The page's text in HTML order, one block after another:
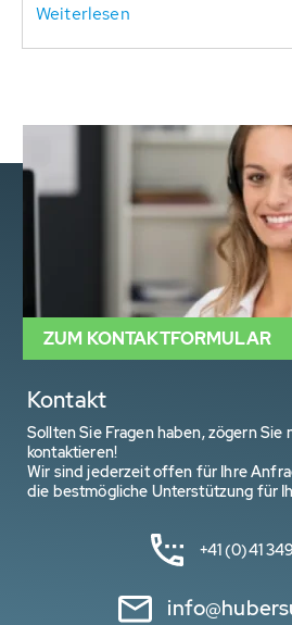
Weiterlesen
Kontakt
Sollten Sie Fragen haben, zögern Sie
kontaktieren!
Wir sind jederzeit offen für Ihre
die bestmögliche Unterstützung für
+41 (0)41
ZUM KONTAKTFORMULAR